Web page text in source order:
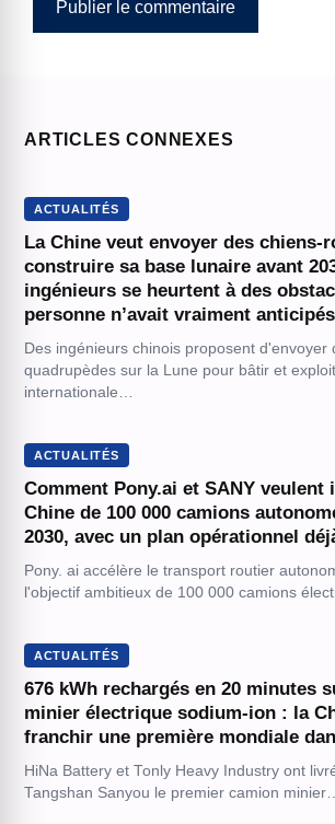
ARTICLES CONNEXES
ACTUALITÉS
La Chine veut envoyer des chiens-
construire sa base lunaire avant
ingénieurs se heurtent à des
personne n’avait vraiment anticipés
Des ingénieurs chinois proposent d'envoyer
quadrupèdes sur la Lune pour bâtir et
internationale…
ACTUALITÉS
Comment Pony.ai et SANY veulent
Chine de 100 000 camions
2030, avec un plan opérationnel
Pony. ai accélère le transport routier
l'objectif ambitieux de 100 000 camions
ACTUALITÉS
676 kWh rechargés en 20 minutes
minier électrique sodium-ion : la
franchir une première mondiale
HiNa Battery et Tonly Heavy Industry ont
Tangshan Sanyou le premier camion